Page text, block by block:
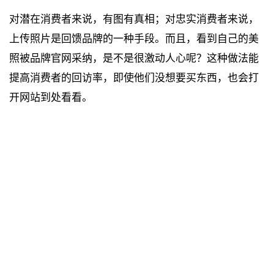
对潜在消费者来说，有图有真相；对忠实消费者来说，
上传照片是回馈品牌的一种手段。而且，看到自己的美
照被品牌官网采纳，是不是很激动人心呢？这种做法能
提高消费者的回访率，即使他们没想要买东西，也会打
开网站到处看看。